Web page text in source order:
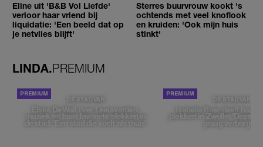
Eline uit 'B&B Vol Liefde'
verloor haar vriend bij
liquidatie: 'Een beeld dat op
je netvlies blijft'
Sterres buurvrouw kookt 's
ochtends met veel knoflook
en kruiden: 'Ook mijn huis
stinkt'
LINDA.PREMIUM
DE STAD VAN
Elske DeWall over Leeuwarden,
muziek en haar favoriete plekken in
de stad: 'Een stad die voelt als thuis'
DE STAD VAN
Isabelle Boer deelt haar
plekken in Zwolle: 'Deze
graag verborgen'